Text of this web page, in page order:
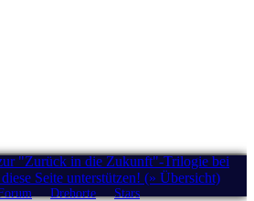
"Zurück in die Zukunft"-Trilogie bei
Seite unterstützen! (» Übersicht)
Drehorte Stars